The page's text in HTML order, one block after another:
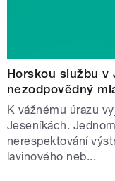
Horskou službu v
nezodpovědný
K vážnému úrazu
Jeseníkách.
nerespektování
lavinového neb...